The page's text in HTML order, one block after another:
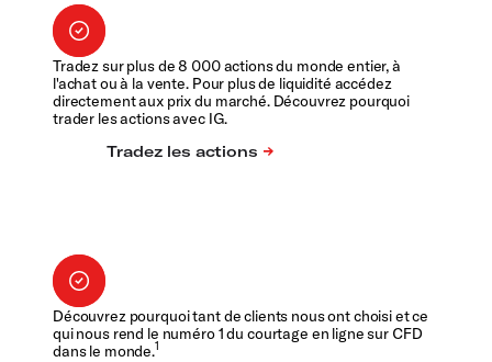
Tradez sur plus de 8 000 actions du monde entier, à
l'achat ou à la vente. Pour plus de liquidité accédez
directement aux prix du marché. Découvrez pourquoi
trader les actions avec IG.
Découvrez pourquoi tant de clients nous ont choisi et ce
qui nous rend le numéro 1 du courtage en ligne sur CFD
dans le monde.1